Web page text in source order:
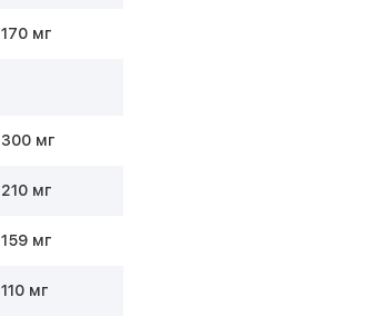
170 мг
300 мг
210 мг
159 мг
110 мг